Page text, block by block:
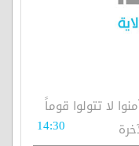
الذين آمنوا لا تتولوا قوماً
14:30